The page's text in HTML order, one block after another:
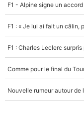
Un autre joueur
5%